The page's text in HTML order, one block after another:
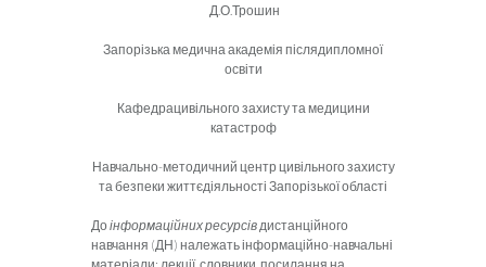
Д.О.Трошин
Запорізька медична академія післядипломної
освіти
Кафедрацивільного захисту та медицини
катастроф
Навчально-методичний центр цивільного захисту
та безпеки життєдіяльності Запорізької області
До інформаційних ресурсів дистанційного
навчання (ДН) належать інформаційно-навчальні